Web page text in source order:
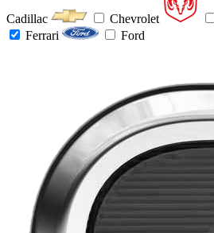
Cadillac Chevrolet
Ferrari
Ford